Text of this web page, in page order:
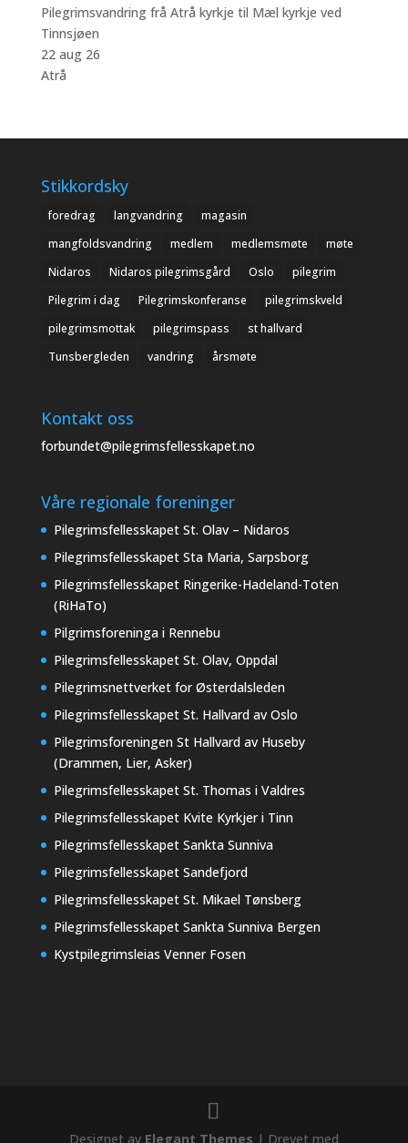
Pilegrimsvandring frå Atrå kyrkje til Mæl kyrkje ved
Tinnsjøen
22 aug 26
Atrå
Stikkordsky
foredrag langvandring
magasin
mangfoldsvandring
medlem medlemsmøte
møte
Nidaros
Nidaros pilegrimsgård Oslo
pilegrim
Pilegrim i dag
Pilegrimskonferanse
pilegrimskveld
pilegrimsmottak
pilegrimspass
st hallvard
Tunsbergleden
vandring årsmøte
Kontakt oss
forbundet@pilegrimsfellesskapet.no
Våre regionale foreninger
Pilegrimsfellesskapet St. Olav – Nidaros
Pilegrimsfellesskapet Sta Maria, Sarpsborg
Pilegrimsfellesskapet Ringerike-Hadeland-Toten
(RiHaTo)
Pilgrimsforeninga i Rennebu
Pilegrimsfellesskapet St. Olav, Oppdal
Pilegrimsnettverket for Østerdalsleden
Pilegrimsfellesskapet St. Hallvard av Oslo
Pilegrimsforeningen St Hallvard av Huseby
(Drammen, Lier, Asker)
Pilegrimsfellesskapet St. Thomas i Valdres
Pilegrimsfellesskapet Kvite Kyrkjer i Tinn
Pilegrimsfellesskapet Sankta Sunniva
Pilegrimsfellesskapet Sandefjord
Pilegrimsfellesskapet St. Mikael Tønsberg
Pilegrimsfellesskapet Sankta Sunniva Bergen
Kystpilegrimsleias Venner Fosen
Designet av Elegant Themes | Drevet med